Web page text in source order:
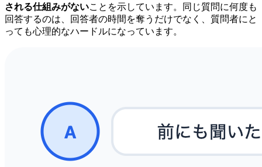
される仕組みがないことを示しています。同じ質問に何度も
回答するのは、回答者の時間を奪うだけでなく、質問者にと
っても心理的なハードルになっています。